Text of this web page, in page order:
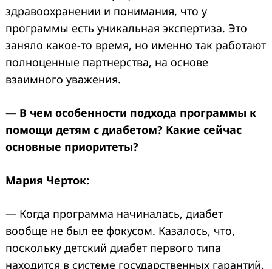
здравоохранении и понимания, что у
программы есть уникальная экспертиза. Это
заняло какое-то время, но именно так работают
полноценные партнерства, на основе
взаимного уважения.
— В чем особенности подхода программы к
помощи детям с диабетом? Какие сейчас
основные приоритеты?
Мария Черток:
— Когда программа начиналась, диабет
вообще не был ее фокусом. Казалось, что,
поскольку детский диабет первого типа
находится в системе государственных гарантий,